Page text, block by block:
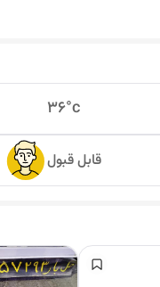
36°c
قابل قبول